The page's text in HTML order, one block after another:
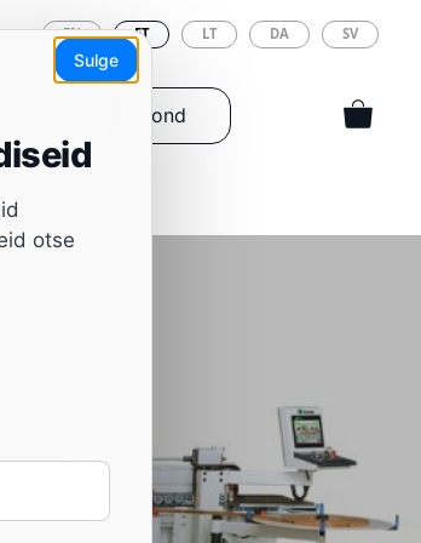
Meeskond
Sulge
otse
EN ET LT DA SV